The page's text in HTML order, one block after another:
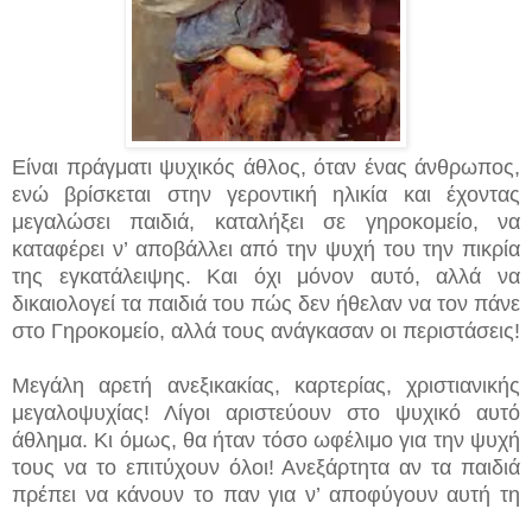
Είναι πράγματι ψυχικός άθλος, όταν ένας άνθρωπος,
ενώ βρίσκεται στην γεροντική ηλικία και έχοντας
μεγαλώσει παιδιά, καταλήξει σε γηροκομείο, να
καταφέρει ν’ αποβάλλει από την ψυχή του την πικρία
της εγκατάλειψης. Και όχι μόνον αυτό, αλλά να
δικαιολογεί τα παιδιά του πώς δεν ήθελαν να τον πάνε
στο Γηροκομείο, αλλά τους ανάγκασαν οι περιστάσεις!
Μεγάλη αρετή ανεξικακίας, καρτερίας, χριστιανικής
μεγαλοψυχίας! Λίγοι αριστεύουν στο ψυχικό αυτό
άθλημα. Κι όμως, θα ήταν τόσο ωφέλιμο για την ψυχή
τους να το επιτύχουν όλοι! Ανεξάρτητα αν τα παιδιά
πρέπει να κάνουν το παν για ν’ αποφύγουν αυτή τη